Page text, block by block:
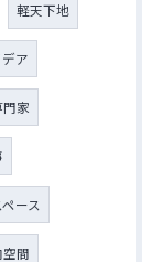
軽天下地
ア
家
ース
空間